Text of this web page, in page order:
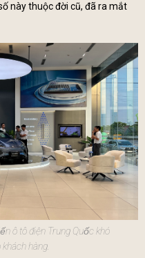
này thuộc đời cũ, đã ra mắt
ô tô điện Trung Quốc khó
hàng.